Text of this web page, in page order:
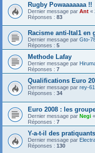
Rugby Powaaaaaaa !!
Dernier message par Ant «
Réponses : 83
Racisme anti-Ital1 en
Dernier message par Gto-
Réponses : 5
Methode Lafay
Dernier message par
Réponses : 7
Qualifications Euro
Dernier message par rey-
Réponses : 34
Euro 2008 : les
Dernier message par Negi «
Réponses : 7
Y-a-t-il des
Dernier message par
Réponses : 130